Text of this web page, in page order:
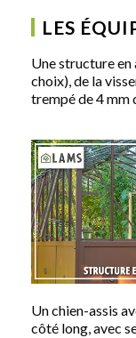
LES
Une structure en
choix), de la
trempé de 4 mm
Un chien-assis
côté long, avec